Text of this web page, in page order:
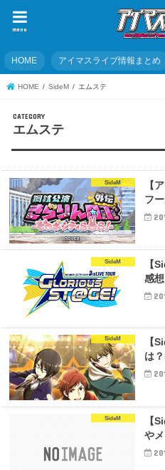
menu
HOME アイマスライブ情報まとめ
HOME SideM エムステ
エムステ
SideM
【
フ
SideM
【
感
SideM
【
は
SideM
【
や